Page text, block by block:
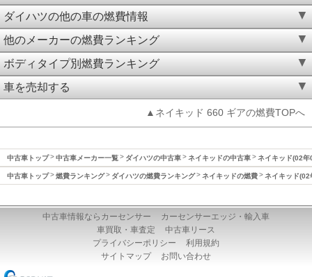
ダイハツの他の車の燃費情報
他のメーカーの燃費ランキング
ボディタイプ別燃費ランキング
車を売却する
▲ネイキッド 660 ギアの燃費TOPへ
中古車トップ 中古車メーカー一覧 ダイハツの中古車 ネイキッドの中古車 ネイキッド(02
中古車トップ 燃費ランキング ダイハツの燃費ランキング ネイキッドの燃費 ネイキッド
中古車情報ならカーセンサー
カーセンサーエッジ・輸入車
車買取・車査定
中古車リース
プライバシーポリシー
利用規約
サイトマップ
お問い合わせ